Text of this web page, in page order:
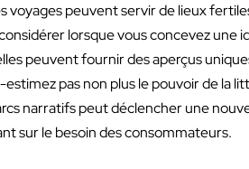
peuvent servir de lieux
lorsque vous concevez une
peuvent fournir des aperçus
pas non plus le pouvoir de la
narratifs peut déclencher une
sur le besoin des consommateurs.